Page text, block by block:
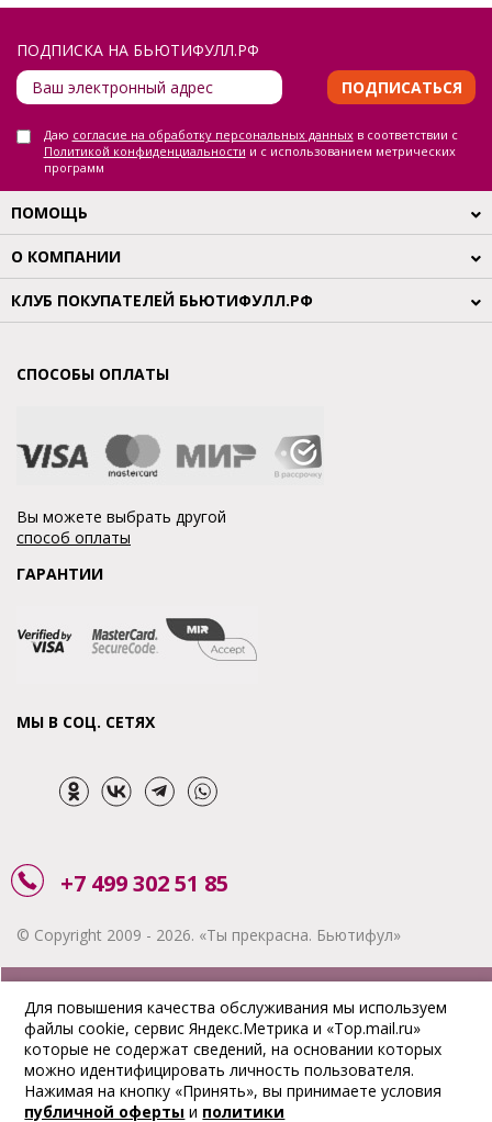
ПОДПИСКА НА БЬЮТИФУЛЛ.РФ
ПОДПИСАТЬСЯ
Даю согласие на обработку персональных данныхв соответствии с
Политикой конфиденциальности и с использованием метрических
программ
ПОМОЩЬ
О КОМПАНИИ
КЛУБ ПОКУПАТЕЛЕЙ БЬЮТИФУЛЛ.РФ
СПОСОБЫ ОПЛАТЫ
Вы можете выбрать другой
способ оплаты
ГАРАНТИИ
МЫ В СОЦ. СЕТЯХ
+7 499 302 51 85
© Copyright 2009 - 2026. «Ты прекрасна. Бьютифул»
АКЦИИ
ДОСТАВКА
ОПЛАТА
Для повышения качества обслуживания мы используем
файлы cookie, сервис Яндекс.Метрика и «Top.mail.ru»
которые не содержат сведений, на основании которых
можно идентифицировать личность пользователя.
Нажимая на кнопку «Принять», вы принимаете условия
публичной оферты и политики